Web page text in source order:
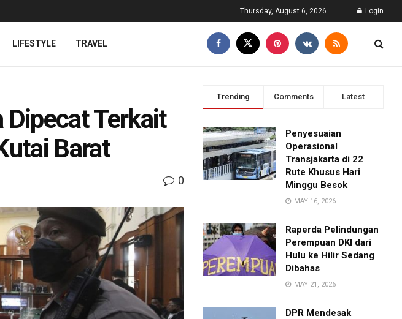
Thursday, August 6, 2026 Login
LIFESTYLE TRAVEL
Dipecat Terkait
Barat
0
Trending Comments Latest
Penyesuaian
Operasional
Transjakarta di 22
Rute Khusus Hari
Minggu Besok
MAY 16, 2026
Raperda Pelindungan
Perempuan DKI dari
Hulu ke Hilir Sedang
Dibahas
MAY 21, 2026
DPR Mendesak